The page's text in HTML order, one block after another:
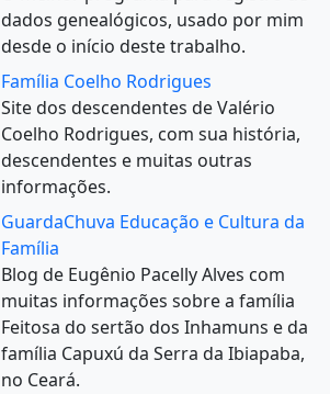
dados genealógicos, usado por mim
desde o início deste trabalho.
Família Coelho Rodrigues
Site dos descendentes de Valério
Coelho Rodrigues, com sua história,
descendentes e muitas outras
informações.
GuardaChuva Educação e Cultura da
Família
Blog de Eugênio Pacelly Alves com
muitas informações sobre a família
Feitosa do sertão dos Inhamuns e da
família Capuxú da Serra da Ibiapaba,
no Ceará.